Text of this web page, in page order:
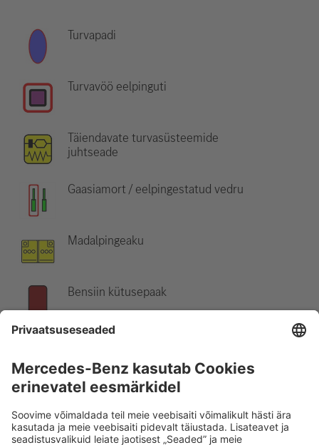
Turvapadi
Turvavöö eelpinguti
Täiendavate turvasüsteemide
juhtseade
Gaasiamort / eelpingestatud vedru
Madalpingeaku
Bensiin kütusepaak
andmelehte.